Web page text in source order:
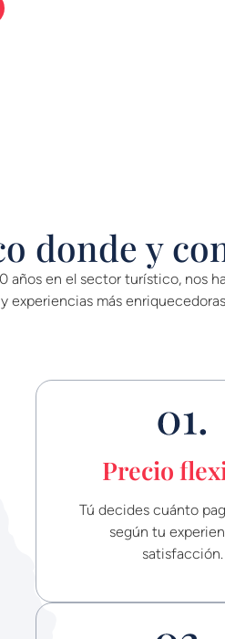
donde y
años en el sector turístico, nos
experiencias más
Precio
Tú decides cuánto
según tu
satisfacción.